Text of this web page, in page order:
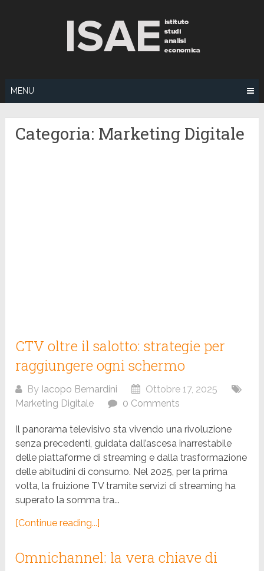
MENU
Categoria: Marketing Digitale
CTV oltre il salotto: strategie per
raggiungere ogni schermo
By Iacopo Bernardini
Ottobre 17, 2025
Marketing Digitale
0 Comments
Il panorama televisivo sta vivendo una rivoluzione
senza precedenti, guidata dall’ascesa inarrestabile
delle piattaforme di streaming e dalla trasformazione
delle abitudini di consumo. Nel 2025, per la prima
volta, la fruizione TV tramite servizi di streaming ha
superato la somma tra...
[Continue reading...]
Omnichannel: la vera chiave di